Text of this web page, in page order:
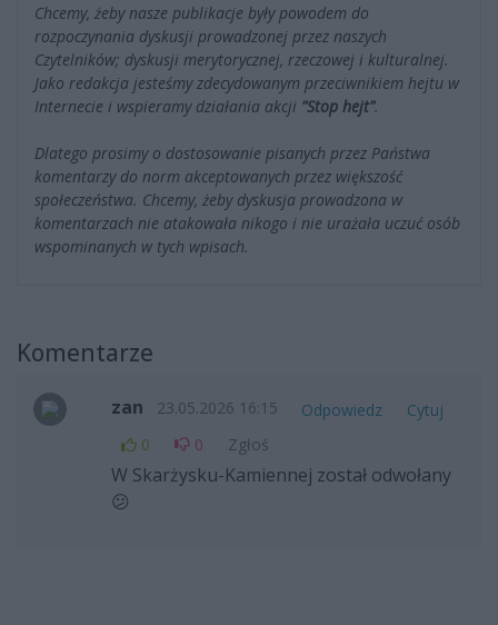
Chcemy, żeby nasze publikacje były powodem do
rozpoczynania dyskusji prowadzonej przez naszych
Czytelników; dyskusji merytorycznej, rzeczowej i kulturalnej.
Jako redakcja jesteśmy zdecydowanym przeciwnikiem hejtu w
Internecie i wspieramy działania akcji "Stop hejt".
Dlatego prosimy o dostosowanie pisanych przez Państwa
komentarzy do norm akceptowanych przez większość
społeczeństwa. Chcemy, żeby dyskusja prowadzona w
komentarzach nie atakowała nikogo i nie urażała uczuć osób
wspominanych w tych wpisach.
Komentarze
zan 23.05.2026 16:15 Odpowiedz
Cytuj
0
0 Zgłoś
W Skarżysku-Kamiennej został odwołany
😕